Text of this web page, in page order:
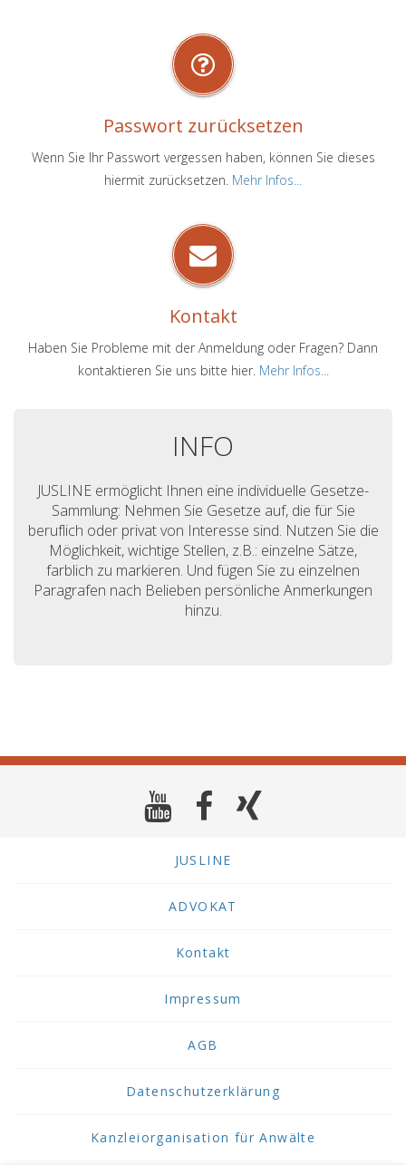
Passwort zurücksetzen
Wenn Sie Ihr Passwort vergessen haben, können Sie dieses
hiermit zurücksetzen. Mehr Infos...
Kontakt
Haben Sie Probleme mit der Anmeldung oder Fragen? Dann
kontaktieren Sie uns bitte hier. Mehr Infos...
INFO
JUSLINE ermöglicht Ihnen eine individuelle Gesetze-
Sammlung: Nehmen Sie Gesetze auf, die für Sie
beruflich oder privat von Interesse sind. Nutzen Sie die
Möglichkeit, wichtige Stellen, z.B.: einzelne Sätze,
farblich zu markieren. Und fügen Sie zu einzelnen
Paragrafen nach Belieben persönliche Anmerkungen
hinzu.
JUSLINE
ADVOKAT
Kontakt
Impressum
AGB
Datenschutzerklärung
Kanzleiorganisation für Anwälte